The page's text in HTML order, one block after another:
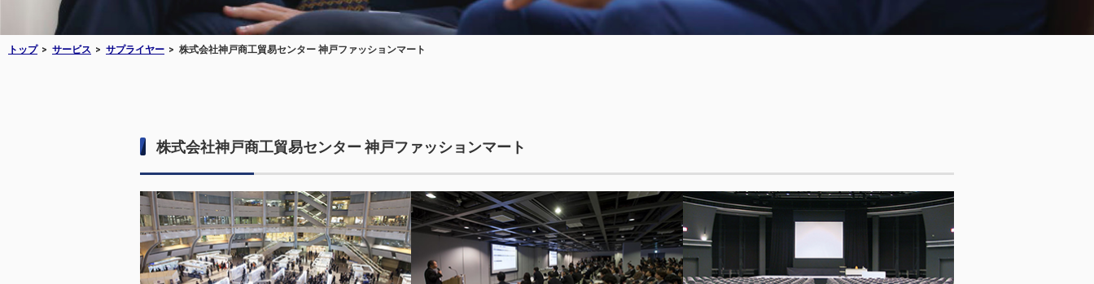
トップ サービス サプライヤー 株式会社神戸商工貿易センター 神戸ファッションマート
株式会社神戸商工貿易センター 神戸ファッションマート